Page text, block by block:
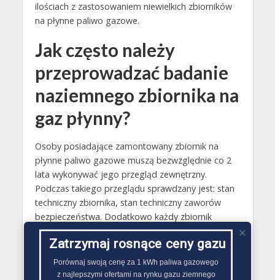
ilościach z zastosowaniem niewielkich zbiorników
na płynne paliwo gazowe.
Jak często należy
przeprowadzać badanie
naziemnego zbiornika na
gaz płynny?
Osoby posiadające zamontowany zbiornik na
płynne paliwo gazowe muszą bezwzględnie co 2
lata wykonywać jego przegląd zewnętrzny.
Podczas takiego przeglądu sprawdzany jest: stan
techniczny zbiornika, stan techniczny zaworów
bezpieczeństwa. Dodatkowo każdy zbiornik
zewnętrzny musi także obowiązkowo raz na 10 lat
przejść przegląd wewnętrzny. Przegląd ten polega
na sprawdzeniu ścian zbiornika oraz jego
wzmocnień. Co 10 lat musi być również
Zatrzymaj rosnące ceny gazu
Porównaj swoją cenę za 1 kWh paliwa gazowego
z najlepszymi ofertami na rynku gazu ziemnego